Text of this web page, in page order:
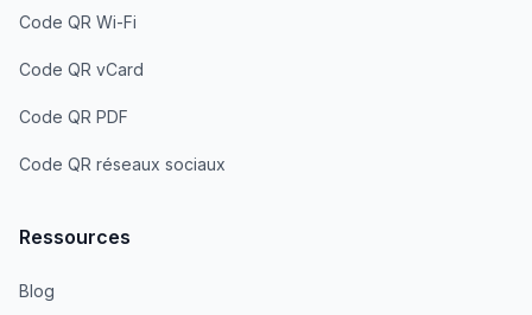
Code QR Wi-Fi
Code QR vCard
Code QR PDF
Code QR réseaux sociaux
Ressources
Blog